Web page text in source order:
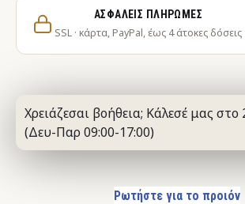
ΑΣΦΑΛΕΊΣ ΠΛΗΡΩΜΈΣ
SSL · κάρτα, PayPal, έως 4 άτοκες δόσεις
Χρειάζεσαι βοήθεια; Κάλεσέ μας στο
(Δευ-Παρ 09:00-17:00)
Ρωτήστε για το προιόν